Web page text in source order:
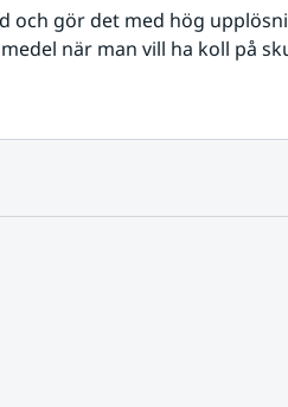
och gör det med hög
när man vill ha koll på